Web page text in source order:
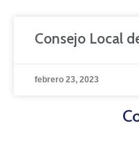
Consejo Local
febrero 23, 2023